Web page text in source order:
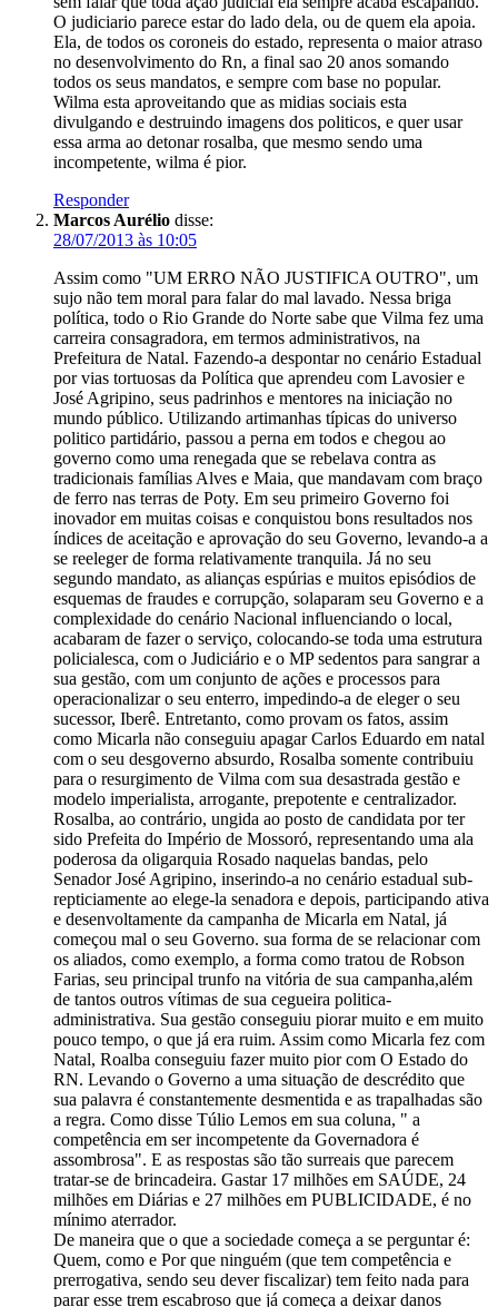
O judiciario parece estar do lado dela, ou de quem ela apoia.
Ela, de todos os coroneis do estado, representa o maior atraso
no desenvolvimento do Rn, a final sao 20 anos somando
todos os seus mandatos, e sempre com base no popular.
Wilma esta aproveitando que as midias sociais esta
divulgando e destruindo imagens dos politicos, e quer usar
essa arma ao detonar rosalba, que mesmo sendo uma
incompetente, wilma é pior.
Responder
Marcos Aurélio disse:
28/07/2013 às 10:05
Assim como "UM ERRO NÃO JUSTIFICA OUTRO", um
sujo não tem moral para falar do mal lavado. Nessa briga
política, todo o Rio Grande do Norte sabe que Vilma fez uma
carreira consagradora, em termos administrativos, na
Prefeitura de Natal. Fazendo-a despontar no cenário Estadual
por vias tortuosas da Política que aprendeu com Lavosier e
José Agripino, seus padrinhos e mentores na iniciação no
mundo público. Utilizando artimanhas típicas do universo
politico partidário, passou a perna em todos e chegou ao
governo como uma renegada que se rebelava contra as
tradicionais famílias Alves e Maia, que mandavam com braço
de ferro nas terras de Poty. Em seu primeiro Governo foi
inovador em muitas coisas e conquistou bons resultados nos
índices de aceitação e aprovação do seu Governo, levando-a a
se reeleger de forma relativamente tranquila. Já no seu
segundo mandato, as alianças espúrias e muitos episódios de
esquemas de fraudes e corrupção, solaparam seu Governo e a
complexidade do cenário Nacional influenciando o local,
acabaram de fazer o serviço, colocando-se toda uma estrutura
policialesca, com o Judiciário e o MP sedentos para sangrar a
sua gestão, com um conjunto de ações e processos para
operacionalizar o seu enterro, impedindo-a de eleger o seu
sucessor, Iberê. Entretanto, como provam os fatos, assim
como Micarla não conseguiu apagar Carlos Eduardo em natal
com o seu desgoverno absurdo, Rosalba somente contribuiu
para o resurgimento de Vilma com sua desastrada gestão e
modelo imperialista, arrogante, prepotente e centralizador.
Rosalba, ao contrário, ungida ao posto de candidata por ter
sido Prefeita do Império de Mossoró, representando uma ala
poderosa da oligarquia Rosado naquelas bandas, pelo
Senador José Agripino, inserindo-a no cenário estadual sub-
repticiamente ao elege-la senadora e depois, participando ativa
e desenvoltamente da campanha de Micarla em Natal, já
começou mal o seu Governo. sua forma de se relacionar com
os aliados, como exemplo, a forma como tratou de Robson
Farias, seu principal trunfo na vitória de sua campanha,além
de tantos outros vítimas de sua cegueira politica-
administrativa. Sua gestão conseguiu piorar muito e em muito
pouco tempo, o que já era ruim. Assim como Micarla fez com
Natal, Roalba conseguiu fazer muito pior com O Estado do
RN. Levando o Governo a uma situação de descrédito que
sua palavra é constantemente desmentida e as trapalhadas são
a regra. Como disse Túlio Lemos em sua coluna, " a
competência em ser incompetente da Governadora é
assombrosa". E as respostas são tão surreais que parecem
tratar-se de brincadeira. Gastar 17 milhões em SAÚDE, 24
milhões em Diárias e 27 milhões em PUBLICIDADE, é no
mínimo aterrador.
De maneira que o que a sociedade começa a se perguntar é:
Quem, como e Por que ninguém (que tem competência e
prerrogativa, sendo seu dever fiscalizar) tem feito nada para
parar esse trem escabroso que já começa a deixar danos